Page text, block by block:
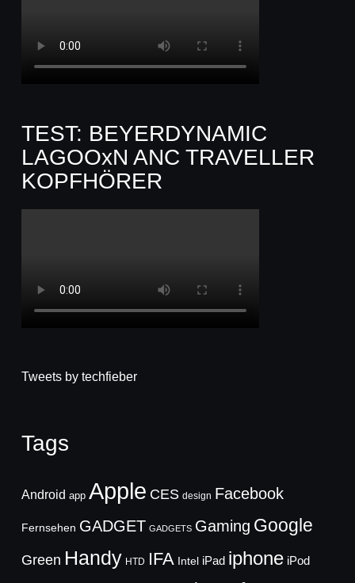
TEST: BEYERDYNAMIC
LAGOOxN ANC TRAVELLER
KOPFHÖRER
Tweets by techfieber
Tags
Android app Apple CES design Facebook
Fernsehen GADGET GADGETS Gaming Google
Green Handy HTD IFA Intel iPad iphone iPod